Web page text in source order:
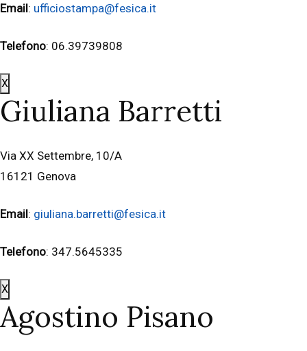
Email: ufficiostampa@fesica.it
Telefono: 06.39739808
X
Giuliana Barretti
Via XX Settembre, 10/A
16121 Genova
Email: giuliana.barretti@fesica.it
Telefono: 347.5645335
X
Agostino Pisano